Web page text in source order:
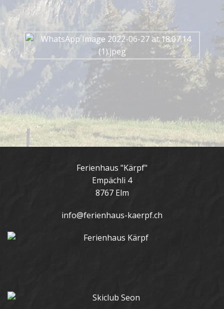
Ferienhaus "Kärpf"
Empächli 4
8767 Elm
info@ferienhaus-kaerpf.ch